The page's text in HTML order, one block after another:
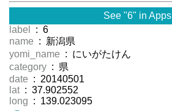
See "6" in Apps
label
: 6
name : 新潟県
yomi_name : にいがたけん
category : 県
date : 20140501
lat : 37.902552
long : 139.023095